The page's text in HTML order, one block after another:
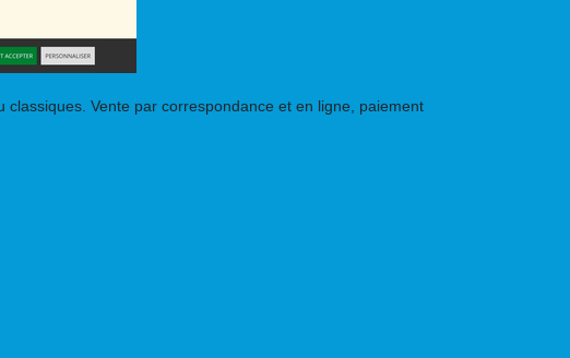
Vente par correspondance et en ligne, paiement